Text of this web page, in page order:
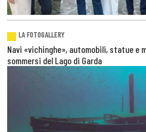
LA FOTOGALLERY
Navi «vichinghe», automobili, statue e
sommersi del Lago di Garda